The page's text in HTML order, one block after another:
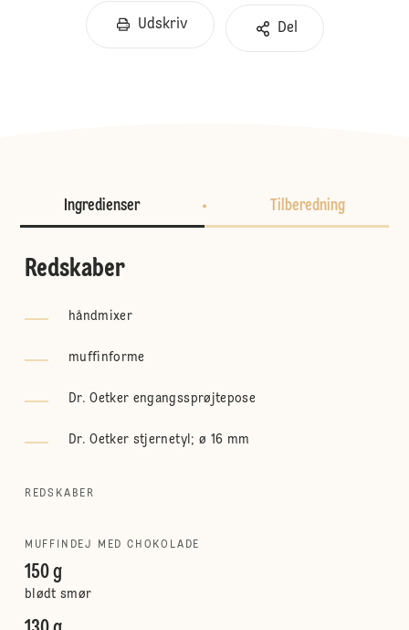
Udskriv Del
Ingredienser Tilberedning
Redskaber
håndmixer
muffinforme
Dr. Oetker engangssprøjtepose
Dr. Oetker stjernetyl; ø 16 mm
REDSKABER
MUFFINDEJ MED CHOKOLADE
150 g
blødt smør